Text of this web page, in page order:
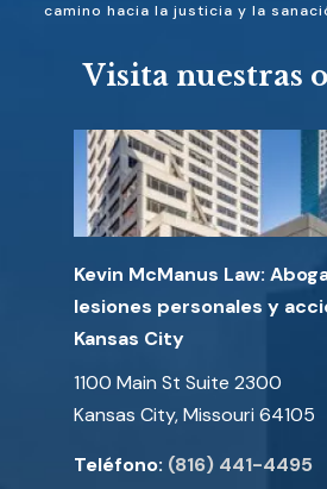
camino hacia la justicia y la
Visita nuestras
Kevin McManus Law:
lesiones personales y
Kansas City
1100 Main St Suite 2300
Kansas City, Missouri 64105
Teléfono: (816) 441-4495